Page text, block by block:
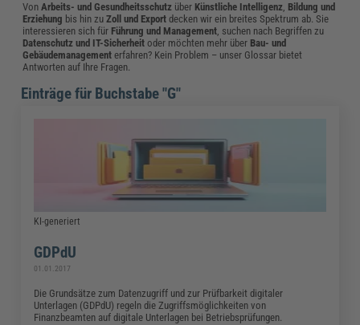
VonArbeits- und Gesundheitsschutz über Künstliche Intelligenz, Bildung und
Erziehung bis hin zuZoll und Export decken wir ein breites Spektrum ab. Sie
interessieren sich für Führung und Management, suchen nach Begriffen zu
Datenschutz und IT-Sicherheit oder möchten mehr über Bau- und
Gebäudemanagement erfahren? Kein Problem – unser Glossar bietet
Antworten auf Ihre Fragen.
Einträge für Buchstabe "G"
KI-generiert
GDPdU
01.01.2017
Die Grundsätze zum Datenzugriff und zur Prüfbarkeit digitaler
Unterlagen (GDPdU) regeln die Zugriffsmöglichkeiten von
Finanzbeamten auf digitale Unterlagen bei Betriebsprüfungen.